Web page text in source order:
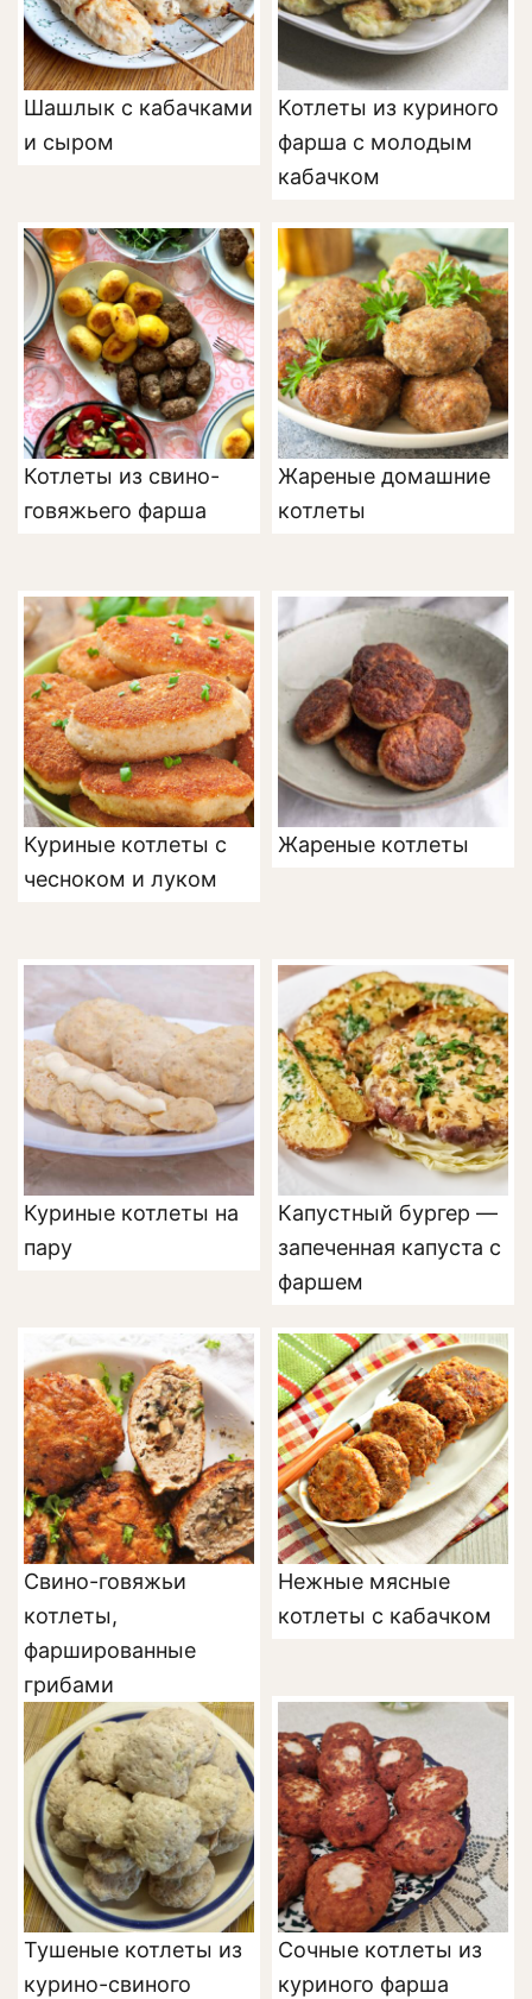
Шашлык с кабачками
и сыром
Котлеты из куриного
фарша с молодым
кабачком
Котлеты из свино-
говяжьего фарша
Жареные домашние
котлеты
Куриные котлеты с
чесноком и луком
Жареные котлеты
Куриные котлеты на
пару
Капустный бургер —
запеченная капуста с
фаршем
Свино-говяжьи
котлеты,
фаршированные
грибами
Нежные мясные
котлеты с кабачком
Тушеные котлеты из
курино-свиного
Сочные котлеты из
куриного фарша